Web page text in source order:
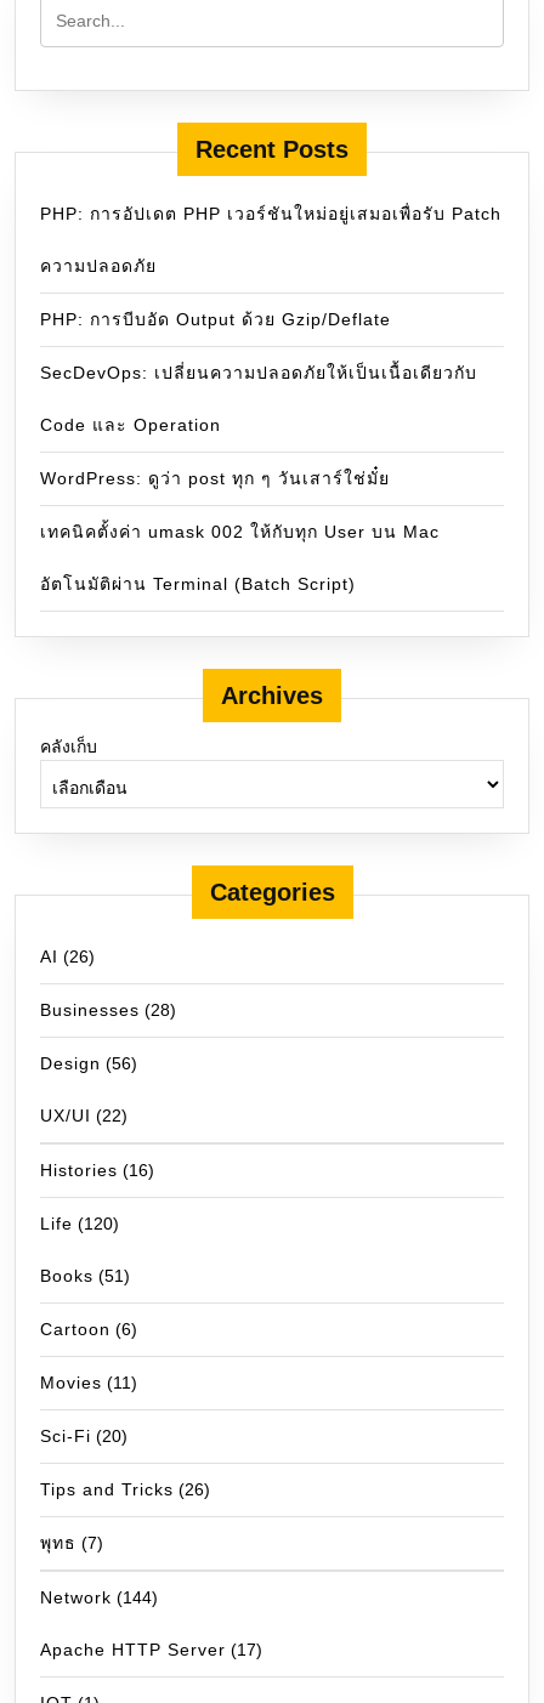
Recent Posts
PHP: การอัปเดต PHP เวอร์ชันใหม่อยู่เสมอเพื่อรับ Patch
ความปลอดภัย
PHP: การบีบอัด Output ด้วย Gzip/Deflate
SecDevOps: เปลี่ยนความปลอดภัยให้เป็นเนื้อเดียวกับ
Code และ Operation
WordPress: ดูว่า post ทุก ๆ วันเสาร์ใช่มั๋ย
เทคนิคตั้งค่า umask 002 ให้กับทุก User บน Mac
อัตโนมัติผ่าน Terminal (Batch Script)
Archives
คลังเก็บ
Categories
AI (26)
Businesses (28)
Design (56)
UX/UI (22)
Histories (16)
Life (120)
Books (51)
Cartoon (6)
Movies (11)
Sci-Fi (20)
Tips and Tricks (26)
พุทธ (7)
Network (144)
Apache HTTP Server (17)